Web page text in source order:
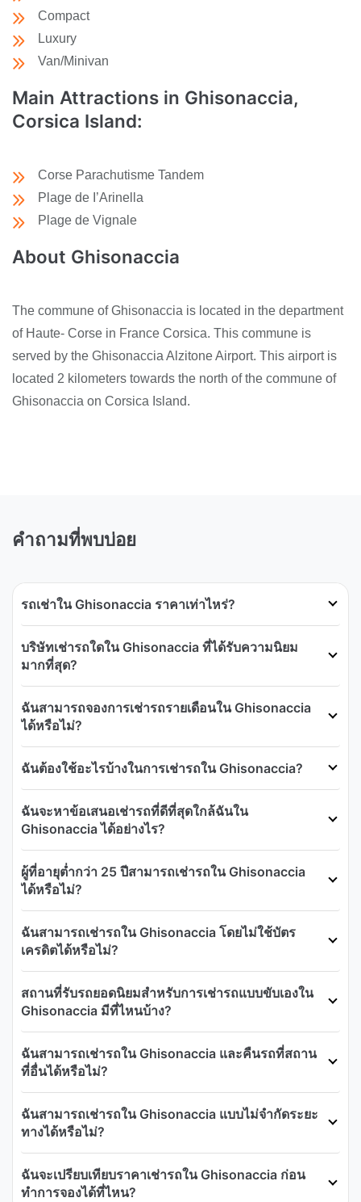
Compact
Luxury
Van/Minivan
Main Attractions in Ghisonaccia,
Corsica Island:
Corse Parachutisme Tandem
Plage de I’Arinella
Plage de Vignale
About Ghisonaccia
The commune of Ghisonaccia is located in the department
of Haute- Corse in France Corsica. This commune is
served by the Ghisonaccia Alzitone Airport. This airport is
located 2 kilometers towards the north of the commune of
Ghisonaccia on Corsica Island.
คำถามที่พบบ่อย
รถเช่าใน Ghisonaccia ราคาเท่าไหร่?
บริษัทเช่ารถใดใน Ghisonaccia ที่ได้รับความนิยม
มากที่สุด?
ฉันสามารถจองการเช่ารถรายเดือนใน Ghisonaccia
ได้หรือไม่?
ฉันต้องใช้อะไรบ้างในการเช่ารถใน Ghisonaccia?
ฉันจะหาข้อเสนอเช่ารถที่ดีที่สุดใกล้ฉันใน
Ghisonaccia ได้อย่างไร?
ผู้ที่อายุต่ำกว่า 25 ปีสามารถเช่ารถใน Ghisonaccia
ได้หรือไม่?
ฉันสามารถเช่ารถใน Ghisonaccia โดยไม่ใช้บัตร
เครดิตได้หรือไม่?
สถานที่รับรถยอดนิยมสำหรับการเช่ารถแบบขับเองใน
Ghisonaccia มีที่ไหนบ้าง?
ฉันสามารถเช่ารถใน Ghisonaccia และคืนรถที่สถาน
ที่อื่นได้หรือไม่?
ฉันสามารถเช่ารถใน Ghisonaccia แบบไม่จำกัดระยะ
ทางได้หรือไม่?
ฉันจะเปรียบเทียบราคาเช่ารถใน Ghisonaccia ก่อน
ทำการจองได้ที่ไหน?